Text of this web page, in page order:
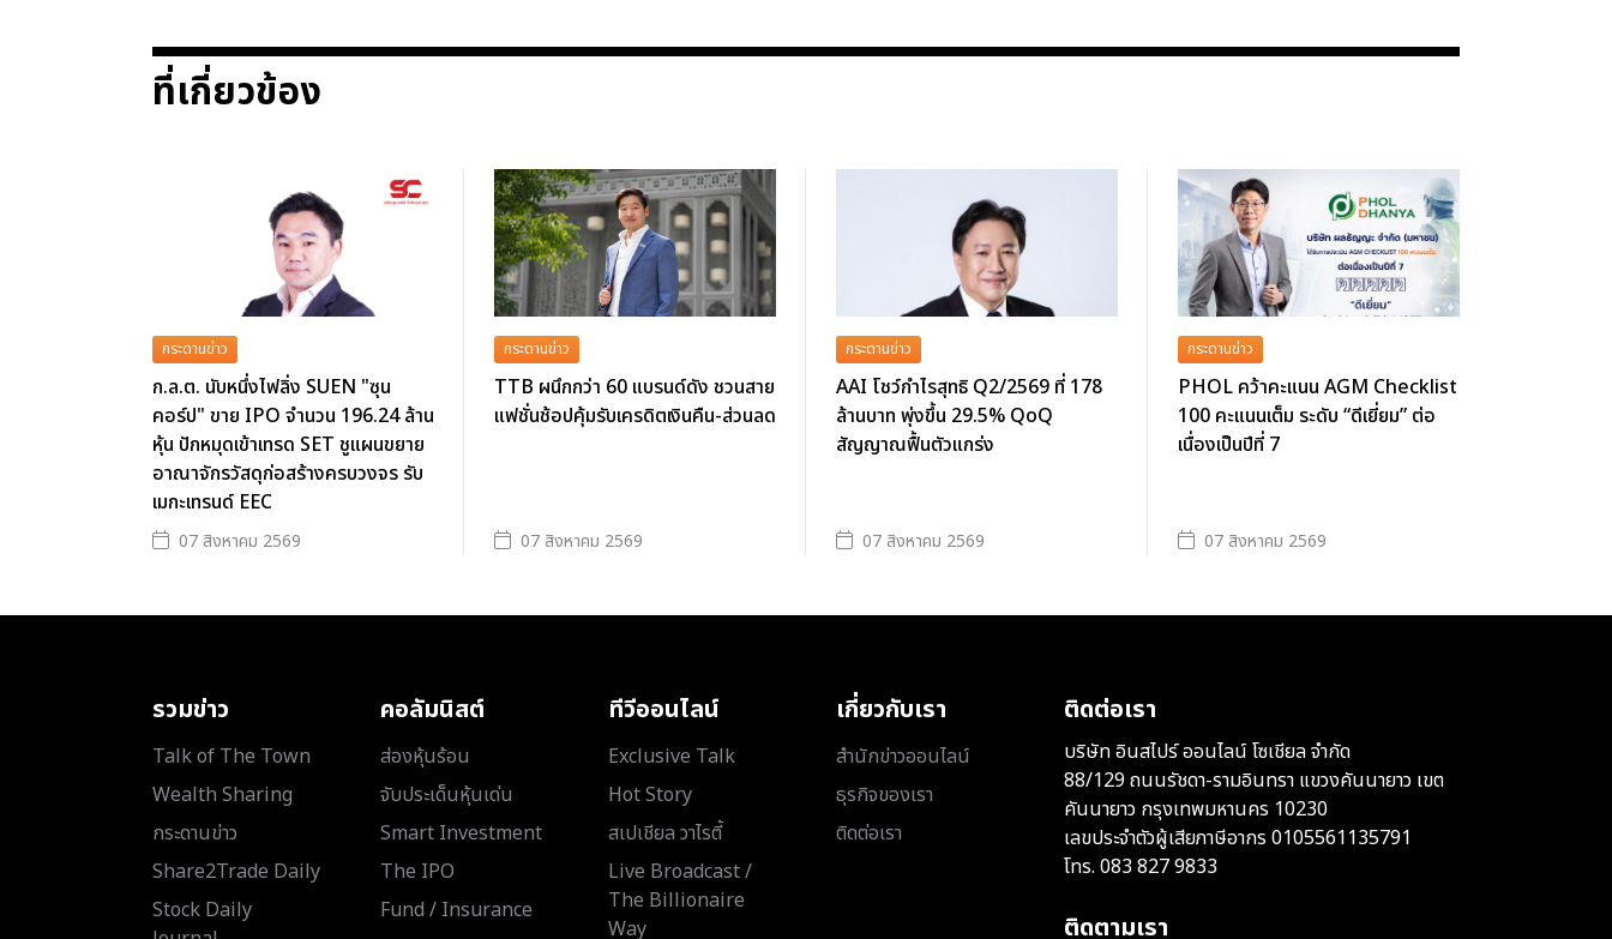
ที่เกี่ยวข้อง
กระดานข่าว
ก.ล.ต. นับหนึ่งไฟลิ่ง SUEN "ซุน
คอร์ป" ขาย IPO จำนวน 196.24 ล้าน
หุ้น ปักหมุดเข้าเทรด SET ชูแผนขยาย
อาณาจักรวัสดุก่อสร้างครบวงจร รับ
เมกะเทรนด์ EEC
07 สิงหาคม 2569
กระดานข่าว
TTB ผนึกกว่า 60 แบรนด์ดัง ชวนสาย
แฟชั่นช้อปคุ้มรับเครดิตเงินคืน-ส่วนลด
07 สิงหาคม 2569
กระดานข่าว
AAI โชว์กำไรสุทธิ Q2/2569 ที่ 178
ล้านบาท พุ่งขึ้น 29.5% QoQ
สัญญาณฟื้นตัวแกร่ง
07 สิงหาคม 2569
กระดานข่าว
PHOL คว้าคะแนน AGM Checklist
100 คะแนนเต็ม ระดับ “ดีเยี่ยม” ต่อ
เนื่องเป็นปีที่ 7
07 สิงหาคม 2569
รวมข่าว
Talk of The Town
Wealth Sharing
กระดานข่าว
Share2Trade Daily
Stock Daily
คอลัมนิสต์
ส่องหุ้นร้อน
จับประเด็นหุ้นเด่น
Smart Investment
The IPO
Fund / Insurance
ทีวีออนไลน์
Exclusive Talk
Hot Story
สเปเชียล วาไรตี้
Live Broadcast /
The Billionaire
Way
เกี่ยวกับเรา
สำนักข่าวออนไลน์
ธุรกิจของเรา
ติดต่อเรา
ติดต่อเรา
บริษัท อินสไปร์ ออนไลน์ โซเชียล จำกัด
88/129 ถนนรัชดา-รามอินทรา แขวงคันนายาว เขต
คันนายาว กรุงเทพมหานคร 10230
เลขประจำตัวผู้เสียภาษีอากร 0105561135791
โทร. 083 827 9833
ติดตามเรา